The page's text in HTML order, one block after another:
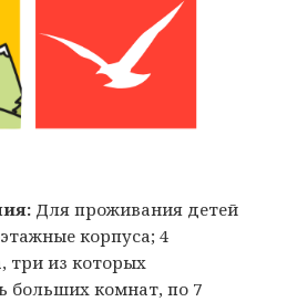
Для проживания детей
корпуса; 4
три из которых
больших комнат, по 7